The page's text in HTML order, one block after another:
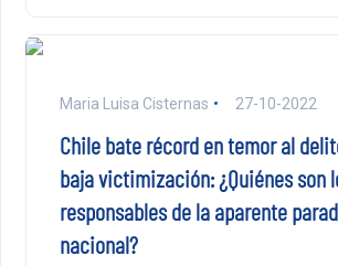
Maria Luisa Cisternas 27-10-2022
Chile bate récord en temor al
baja victimización: ¿Quiénes son
responsables de la aparente
nacional?